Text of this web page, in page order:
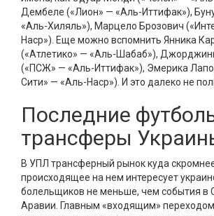
Дембеле («Лион» — «Аль-Иттифак»),
«Аль-Хиляль»), Марцело Брозович
Наср»). Еще можно вспомнить Янника
(«Атлетико» — «Аль-Шабаб»),
(«ПСЖ» — «Аль-Иттифак»), Эмерика
Сити» — «Аль-Наср»). И это далеко не
Последние
трансферы
В УПЛ трансферный рынок куда
происходящее на нем интересует
болельщиков не меньше, чем события в
Аравии. Главным «входящим» переходом